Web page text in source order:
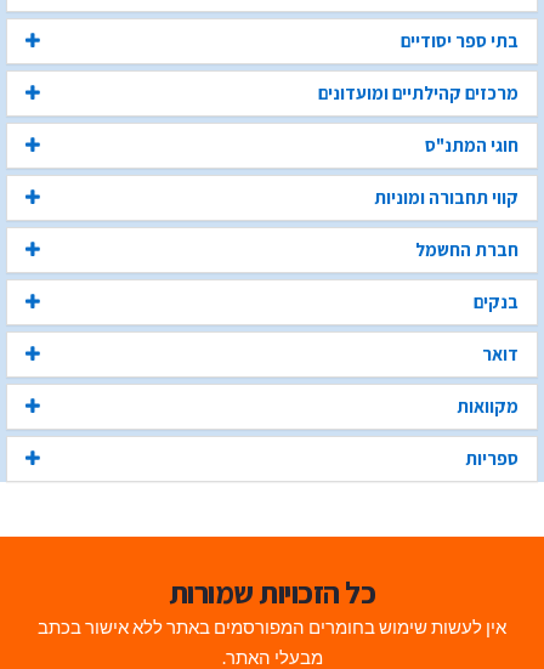
בתי ספר יסודיים
מרכזים קהילתיים ומועדונים
חוגי המתנ"ס
קווי תחבורה ומוניות
חברת החשמל
בנקים
דואר
מקוואות
ספריות
כל הזכויות שמורות
אין לעשות שימוש בחומרים המפורסמים באתר ללא אישור בכתב
מבעלי האתר.